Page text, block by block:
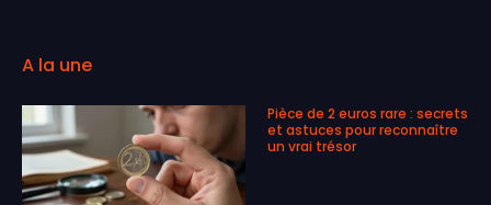
A la une
Pièce de 2 euros rare : secrets
et astuces pour reconnaître
un vrai trésor